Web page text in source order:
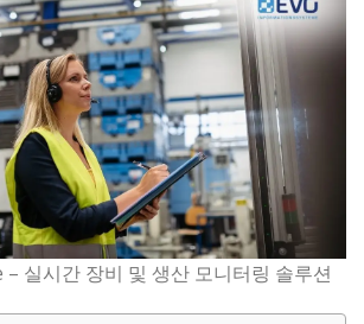
실시간 장비 및 생산 모니터링 솔루션